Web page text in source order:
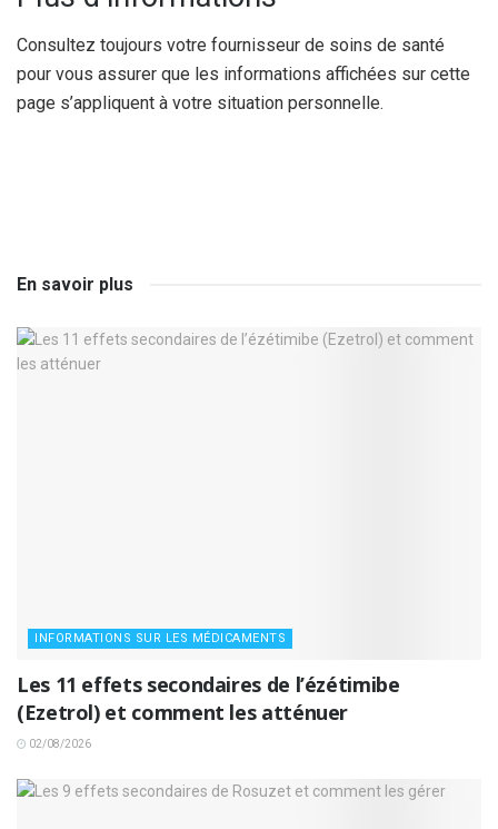
Consultez toujours votre fournisseur de soins de santé
pour vous assurer que les informations affichées sur cette
page s’appliquent à votre situation personnelle.
En savoir plus
INFORMATIONS SUR LES MÉDICAMENTS
Les 11 effets secondaires de l’ézétimibe
(Ezetrol) et comment les atténuer
02/08/2026